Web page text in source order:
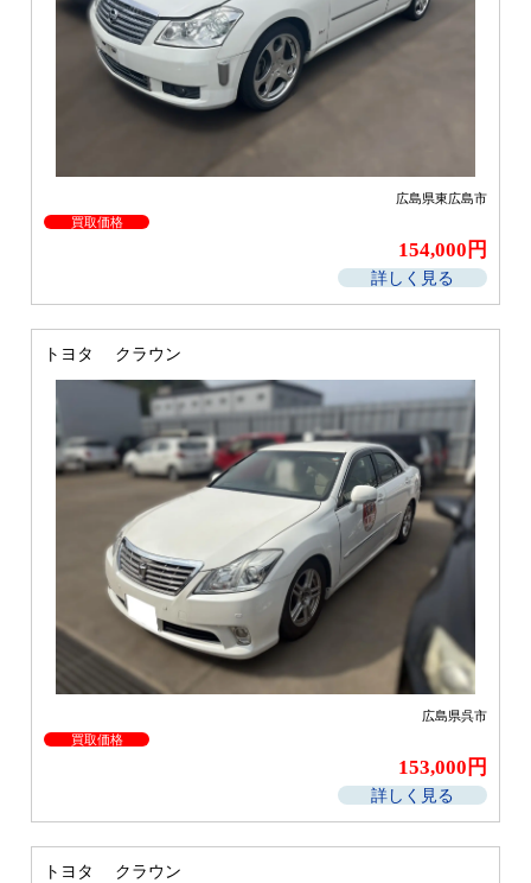
広島県東広島市
買取価格
154,000円
詳しく見る
トヨタ クラウン
広島県呉市
買取価格
153,000円
詳しく見る
トヨタ クラウン